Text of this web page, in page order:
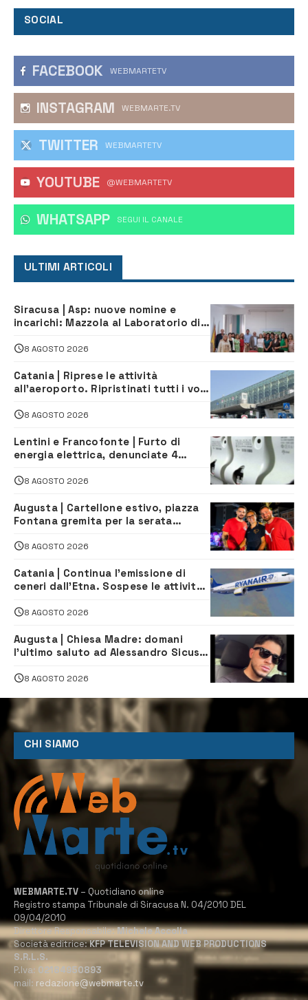
SOCIAL
FACEBOOK WEBMARTETV
INSTAGRAM WEBMARTE.TV
TWITTER WEBMARTETV
YOUTUBE @WEBMARTETV
WHATSAPP ‎SEGUI IL CANALE
ULTIMI ARTICOLI
Siracusa | Asp: nuove nomine e
incarichi: Mazzola al Laboratorio di
Servizio Legale
8 AGOSTO 2026
Catania | Riprese le attività
all’aeroporto. Ripristinati tutti i voli
8 AGOSTO 2026
Lentini e Francofonte | Furto di
energia elettrica, denunciate 4
8 AGOSTO 2026
Augusta | Cartellone estivo, piazza
Fontana gremita per la serata
8 AGOSTO 2026
Catania | Continua l’emissione di
ceneri dall’Etna. Sospese le attività
8 AGOSTO 2026
Augusta | Chiesa Madre: domani
l’ultimo saluto ad Alessandro Sicuso,
8 AGOSTO 2026
CHI SIAMO
WEBMARTE.TV – Quotidiano online
Registro stampa Tribunale di Siracusa N. 04/2010 DEL
09/04/2010
Direttore Responsabile:Michele Accolla
Società editrice:KFP TELEVISION AND WEB PRODUCTIONS
S.R.L.S.
P.Iva: 02184950893
mail: redazione@webmarte.tv